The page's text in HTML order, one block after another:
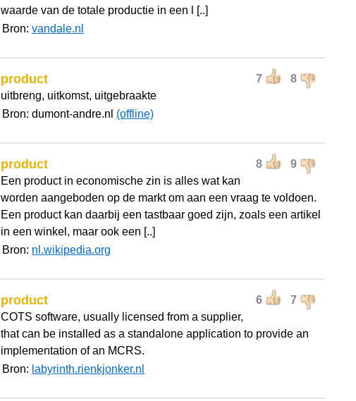
waarde van de totale productie in een l [..]
Bron: vandale.nl
7 8
product
uitbreng, uitkomst, uitgebraakte
Bron: dumont-andre.nl (offline)
8 9
product
Een product in economische zin is alles wat kan
worden aangeboden op de markt om aan een vraag te voldoen.
Een product kan daarbij een tastbaar goed zijn, zoals een artikel
in een winkel, maar ook een [..]
Bron: nl.wikipedia.org
6 7
product
COTS software, usually licensed from a supplier,
that can be installed as a standalone application to provide an
implementation of an MCRS.
Bron: labyrinth.rienkjonker.nl